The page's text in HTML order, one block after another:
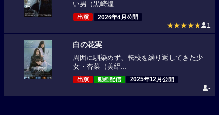
い男（黒崎煌...
出演 2026年4月公開
★★★★★ 1
白の花実
周囲に馴染めず、転校を繰り返してきた少
女・杏菜（美絽...
出演 動画配信 2025年12月公開
-